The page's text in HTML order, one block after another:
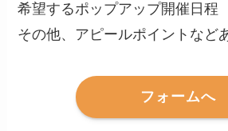
希望するポップアップ開催日程
その他、アピールポイントなど
フォームへ